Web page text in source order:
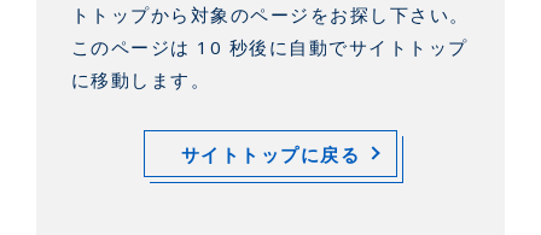
トトップから対象のページをお探し下さい。
このページは 10 秒後に自動でサイトトップ
に移動します。
サイトトップに戻る